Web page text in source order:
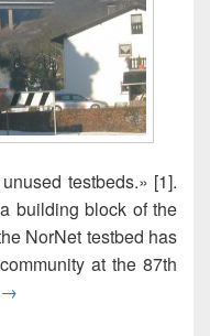
testbeds.» [1].
building block of the
NorNet testbed has
at the 87th
NorNet: Full Steam Ahead!
→